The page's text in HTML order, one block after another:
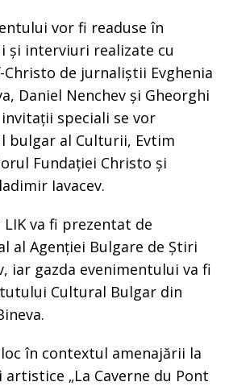
vor fi readuse în
și interviuri realizate cu
Christo de jurnaliștii Evghenia
Daniel Nenchev și Gheorghi
speciali se vor
bulgar al Culturii, Evtim
Fundației Christo și
Iavacev.
va fi prezentat de
al Agenției Bulgare de Știri
iar gazda evenimentului va fi
Cultural Bulgar din
în contextul amenajării la
„La Caverne du Pont